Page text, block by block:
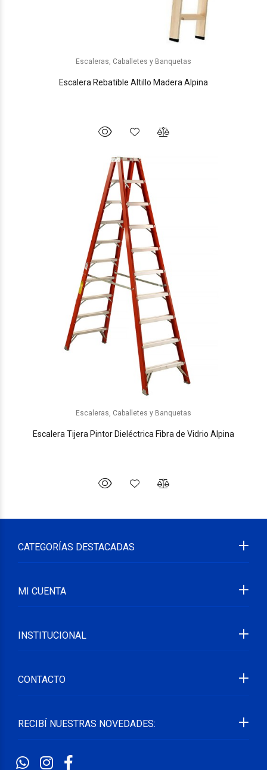
Escaleras, Caballetes y Banquetas
Escalera Rebatible Altillo Madera Alpina
Escaleras, Caballetes y Banquetas
Escalera Tijera Pintor Dieléctrica Fibra de Vidrio Alpina
RECIBÍ NUESTRAS NOVEDADES:
CATEGORÍAS DESTACADAS
MI CUENTA
INSTITUCIONAL
CONTACTO